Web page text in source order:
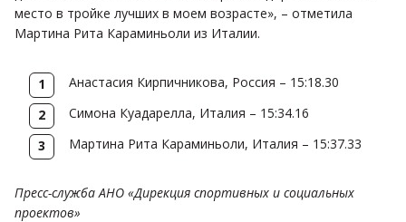
место в тройке лучших в моем возрасте», – отметила
Мартина Рита Караминьоли из Италии.
Анастасия Кирпичникова, Россия – 15:18.30
Симона Куадарелла, Италия – 15:34.16
Мартина Рита Караминьоли, Италия – 15:37.33
Пресс-служба АНО «Дирекция спортивных и социальных
проектов»